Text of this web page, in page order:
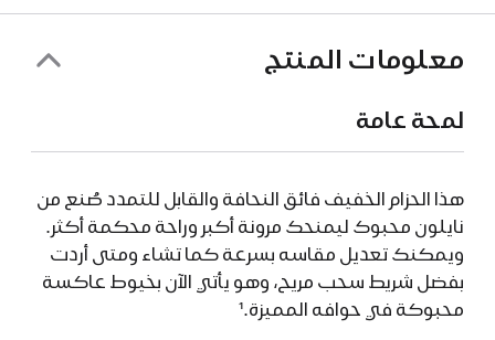
معلومات المنتج
لمحة عامة
هذا الحزام الخفيف فائق النحافة والقابل للتمدد صُنع من
نايلون محبوك ليمنحك مرونة أكبر وراحة محكمة أكثر.
ويمكنك تعديل مقاسه بسرعة كما تشاء ومتى أردت
بفضل شريط سحب مريح، وهو يأتي الآن بخيوط عاكسة
محبوكة في حوافه المميزة.¹